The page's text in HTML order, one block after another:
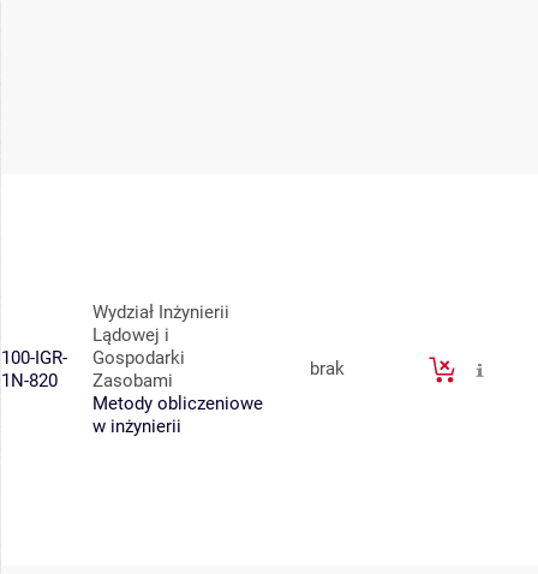
100-IGR-
1N-820
Wydział Inżynierii
Lądowej i
Gospodarki
Zasobami
Metody obliczeniowe
w inżynierii
brak